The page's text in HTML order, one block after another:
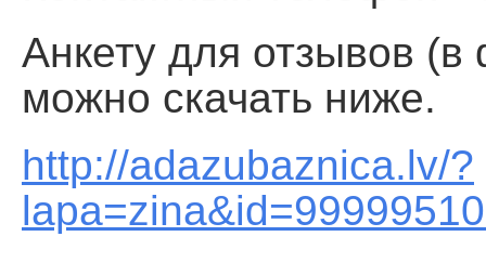
Анкету для отзывов
можно скачать ниже.
http://adazubaznica.lv/?